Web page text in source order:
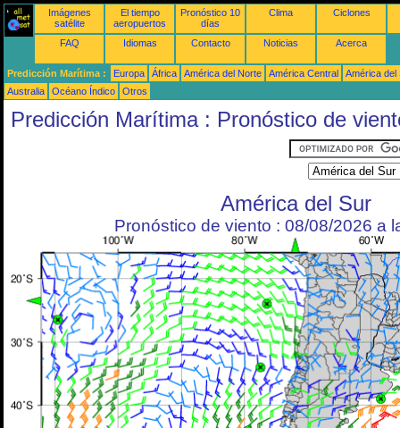
Imágenes
satélite
El tiempo
aeropuertos
Pronóstico 10
días
Clima Ciclones
FAQ Idiomas Contacto Noticias Acerca
Predicción Marítima : Europa África América del Norte América Central
América del
Australia
Océano Índico Otros
Predicción Marítima : Pronóstico de
América del Sur
Pronóstico de viento : 08/08/2026 a